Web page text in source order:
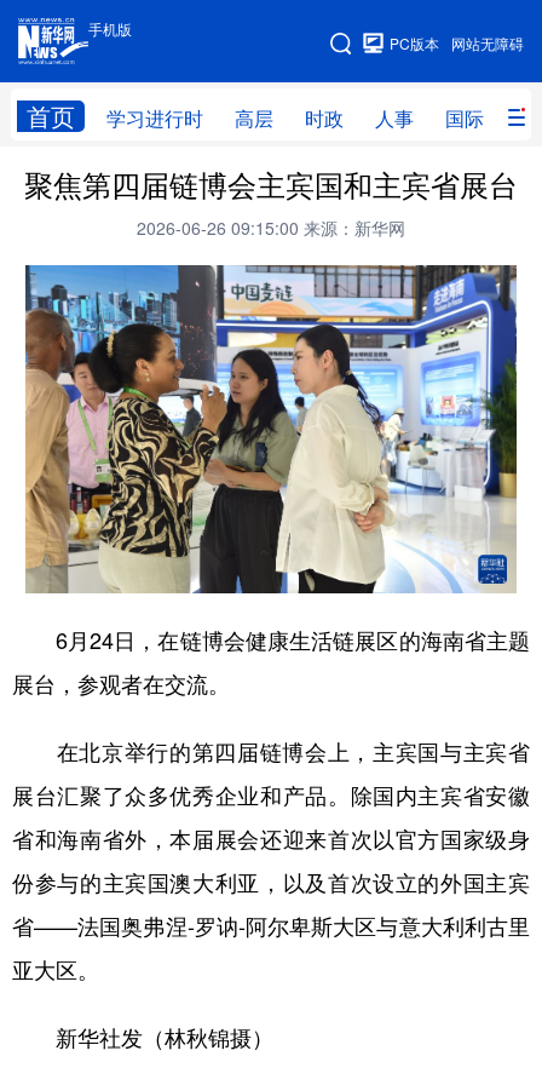
手机版
网站无障碍
PC版本
首页 学习进行时 高层 时政 人事 国际 财
手机版
网站地图
学习进行时 高层 时政 人事
财经 网评
台湾 思客智库 全球连线 教育
科技 科创 量子 体育
文化 书画 健康 军事
访谈 视频 图片 政务
法律 中央文件 金融 汽车
食品 人居 信息化 数字经济
学术中国 乡村振兴 银龄 溯源中国
城市 旅游 能源 会展
彩票 娱乐
公益 一带一路 亚太网 上市公司
文化产业
地方频道
北京 天津 河北 山西
浙江 安徽
聚焦第四届链博会主宾国和主宾省展台
2026-06-26 09:15:00 来源：新华网
6月24日，在链博会健康生活链展区的海南省主题
展台，参观者在交流。
在北京举行的第四届链博会上，主宾国与主宾省
展台汇聚了众多优秀企业和产品。除国内主宾省安徽
省和海南省外，本届展会还迎来首次以官方国家级身
份参与的主宾国澳大利亚，以及首次设立的外国主宾
省——法国奥弗涅-罗讷-阿尔卑斯大区与意大利利古里
亚大区。
新华社发（林秋锦摄）